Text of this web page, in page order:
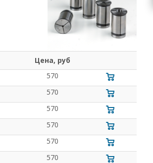
Цена, руб
570
570
570
570
570
570